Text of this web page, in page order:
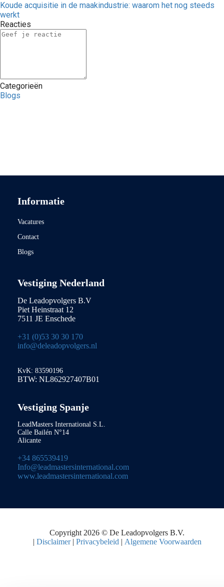
Koude acquisitie in de maakindustrie: waarom het nog steeds
werkt
Reacties
Categorieën
Blogs
Informatie
Vacatures
Contact
Blogs
Vestiging Nederland
De Leadopvolgers B.V
Piet Heinstraat 12
7511 JE Enschede
+31 (0)53 30 30 170
info@deleadopvolgers.nl
KvK: 83590196
BTW: NL862927407B01
Vestiging Spanje
LeadMasters International S.L.
Calle Bailén N°14
Alicante
+34 865539419
Info@leadmastersinternational.com
www.leadmastersinternational.com
Copyright 2026 © De Leadopvolgers B.V.
Disclaimer| Privacybeleid| Algemene Voorwaarden